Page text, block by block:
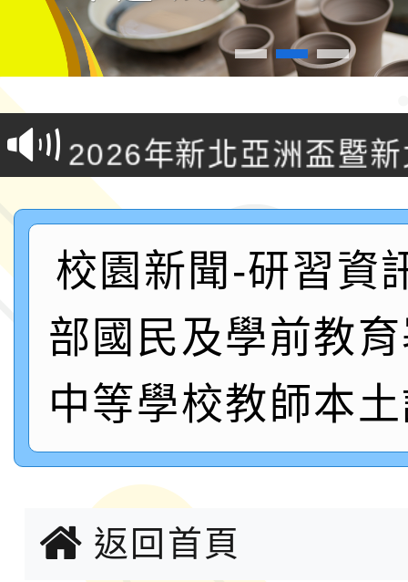
轉知桃園市政府交通局
共運輸服務，鼓勵民眾
桃「我的減碳存摺2.0
案，詳如說明，請參閱
115年第二屆全國原住
2026年新北亞洲盃暨
鐵人三項錦標賽
桃園市115學年度學生
「2026年『王牌愛／
運動系列徵選頒獎典禮
成果展」
2026城鎮韌性防空演習
桃園市大溪自造教育及
年八月份教師研習
國立成功大學辦理「台
融平台-教案暨教學示
115學年度「學習扶助
計畫子計畫十一-2：國
小時認證研習計畫」
115年度「教育部表揚
義教育推展貢獻獎」實
轉知桃園市政府交通局
校園新聞-研習資
部國民及學前教
中等學校教師本
返回首頁